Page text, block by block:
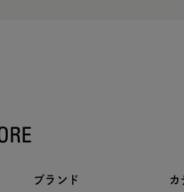
ブランド カ